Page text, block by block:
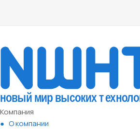
Компания
О компании